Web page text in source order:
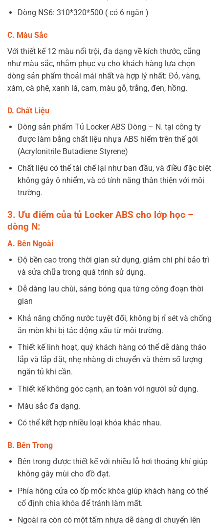
Dòng NS6: 310*320*500 ( có 6 ngăn )
C. Màu Sắc
Với thiết kế 12 màu nổi trội, đa dạng về kích thước, cũng
như màu sắc, nhằm phục vụ cho khách hàng lựa chọn
dòng sản phẩm thoải mái nhất và hợp lý nhất: Đỏ, vàng,
xám, cà phê, xanh lá, cam, màu gỗ, trắng, đen, hồng.
D. Chất Liệu
Dòng sản phẩm Tủ Locker ABS Dòng – N. tại công ty
được làm bằng chất liệu nhựa ABS hiếm trên thế gới
(Acrylonitrile Butadiene Styrene)
Chất liệu có thể tái chế lại như ban đầu, và điều đặc biệt
không gây ô nhiểm, và có tính năng thân thiện với môi
trường.
3. Ưu điểm của tủ Locker ABS cho lớp học –
dòng N:
A. Bên Ngoài
Độ bền cao trong thời gian sử dụng, giảm chi phí bảo trì
và sửa chữa trong quá trình sử dụng.
Dễ dàng lau chùi, sáng bóng qua từng công đoạn thời
gian
Khả năng chống nước tuyệt đối, không bị rỉ sét và chống
ăn mòn khi bị tác động xấu từ môi trường.
Thiết kế linh hoạt, quý khách hàng có thể dễ dàng tháo
lắp và lắp đặt, nhẹ nhàng di chuyển và thêm số lượng
ngăn tủ khi cần.
Thiết kế không góc cạnh, an toàn với người sử dụng.
Màu sắc đa dạng.
Có thể kết hợp nhiều loại khóa khác nhau.
B. Bên Trong
Bên trong được thiết kế với nhiều lỗ hơi thoáng khí giúp
không gây mùi cho đồ đạt.
Phía hông cửa có ốp mốc khóa giúp khách hàng có thể
cố định chìa khóa để tránh làm mất.
Ngoài ra còn có một tấm nhựa dễ dàng di chuyển lên